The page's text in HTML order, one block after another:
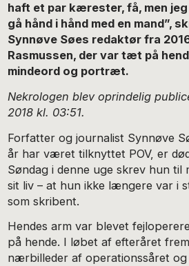
haft et par kærester, få, men
gå hånd i hånd med en mand”,
Synnøve Søes redaktør fra
Rasmussen, der var tæt på
mindeord og portræt.
Nekrologen blev oprindelig
2018 kl. 03:51.
Forfatter og journalist Synnøve
år har været tilknyttet POV, er
Søndag i denne uge skrev hun til
sit liv – at hun ikke længere var i
som skribent.
Hendes arm var blevet
på hende. I løbet af efteråret
nærbilleder af operationssåret og